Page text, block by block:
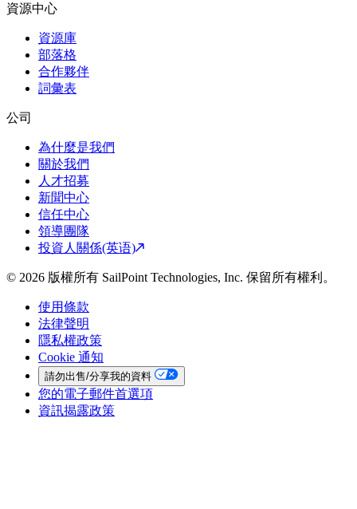
資源中心
資源庫
部落格
合作夥伴
詞彙表
公司
為什麼是我們
關於我們
人才招募
新聞中心
信任中心
領導團隊
投資人關係(英语)
© 2026 版權所有 SailPoint Technologies, Inc. 保留所有權利。
使用條款
法律聲明
隱私權政策
Cookie 通知
請勿出售/分享我的資料
您的電子郵件首選項
資訊揭露政策